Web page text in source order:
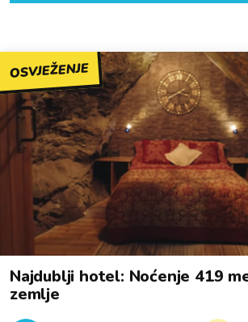
OSVJEŽENJE
Najdublji hotel: Noćenje 419
zemlje